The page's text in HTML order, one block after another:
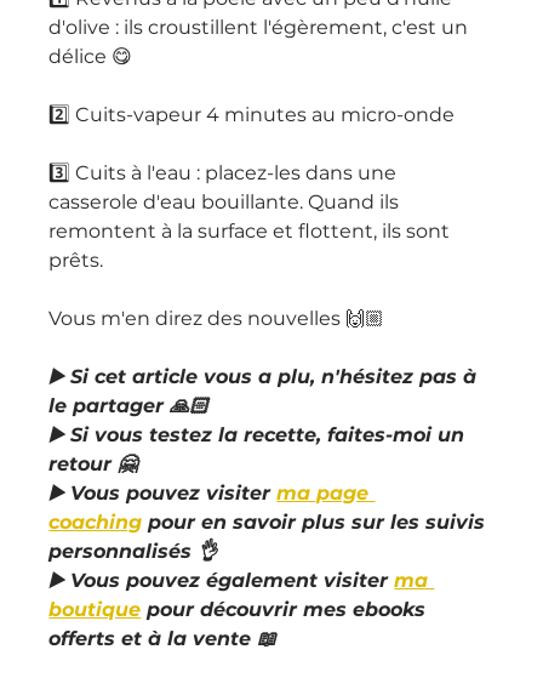
d'olive : ils croustillent l'égèrement, c'est un
délice 😋
2️⃣ Cuits-vapeur 4 minutes au micro-onde
3️⃣ Cuits à l'eau : placez-les dans une
casserole d'eau bouillante. Quand ils
remontent à la surface et flottent, ils sont
prêts.
Vous m'en direz des nouvelles 🙌🏼
▶️ Si cet article vous a plu, n'hésitez pas à
le partager 🙏🏻
▶️ Si vous testez la recette, faites-moi un
retour 🤗
▶️ Vous pouvez visiter ma page
coaching pour en savoir plus sur les suivis
personnalisés 👌
▶️ Vous pouvez également visiter ma
boutique pour découvrir mes ebooks
offerts et à la vente 📖